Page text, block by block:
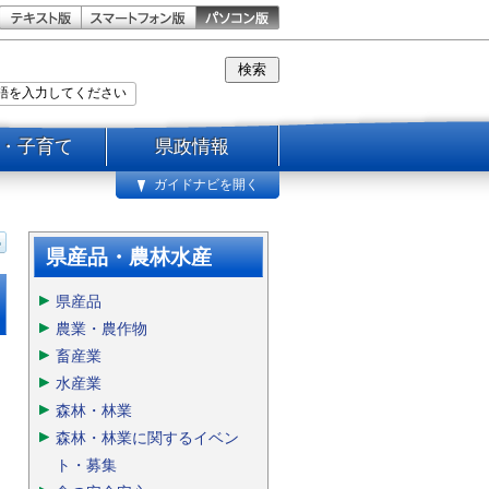
子育て 県政情報
ガイドナビを開く
県産品・農林水産
県産品
農業・農作物
畜産業
水産業
森林・林業
森林・林業に関するイベン
ト・募集